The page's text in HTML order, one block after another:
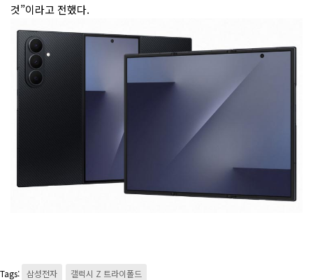
것”이라고 전했다.
Tags: 삼성전자 갤럭시 Z 트라이폴드